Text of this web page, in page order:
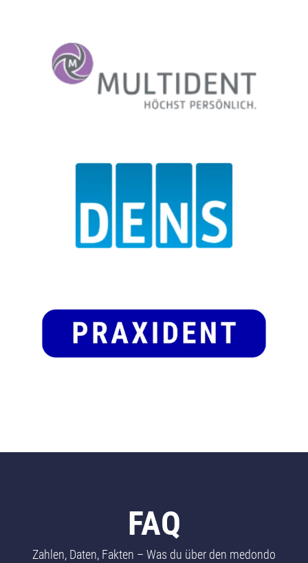
FAQ
Zahlen, Daten, Fakten – Was du über den medondo